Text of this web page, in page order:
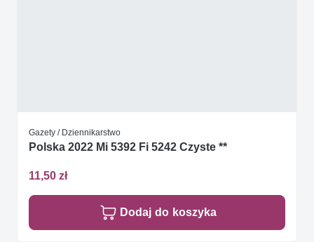
Gazety / Dziennikarstwo
Polska 2022 Mi 5392 Fi 5242 Czyste **
11,50 zł
Dodaj do koszyka